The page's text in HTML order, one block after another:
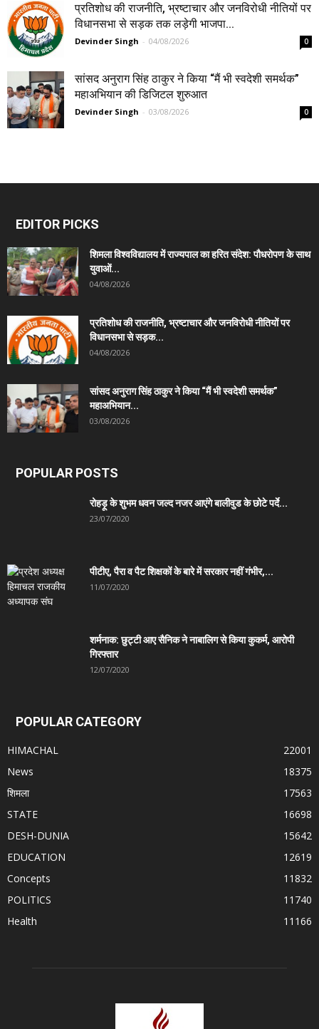
प्रतिशोध की राजनीति, भ्रष्टाचार और जनविरोधी नीतियों पर
विधानसभा से सड़क तक लड़ेगी भाजपा...
Devinder Singh - 04/08/2026 0
सांसद अनुराग सिंह ठाकुर ने किया “मैं भी स्वदेशी समर्थक”
महाअभियान की डिजिटल शुरुआत
Devinder Singh - 03/08/2026 0
EDITOR PICKS
शिमला विश्वविद्यालय में राज्यपाल का हरित संदेश: पौधरोपण के साथ
युवाओं...
04/08/2026
प्रतिशोध की राजनीति, भ्रष्टाचार और जनविरोधी नीतियों पर
विधानसभा से सड़क...
04/08/2026
सांसद अनुराग सिंह ठाकुर ने किया “मैं भी स्वदेशी समर्थक”
महाअभियान...
03/08/2026
POPULAR POSTS
रोहड़ू के शुभम धवन जल्द नजर आएंगे बालीवुड के छोटे पर्दे...
23/07/2020
पीटीए, पैरा व पैट शिक्षकों के बारे में सरकार नहीं गंभीर,...
11/07/2020
शर्मनाक: छुट्टी आए सैनिक ने नाबालिग से किया कुकर्म, आरोपी
गिरफ्तार
12/07/2020
POPULAR CATEGORY
HIMACHAL
22001
News
18375
शिमला
17563
STATE
16698
DESH-DUNIA
15642
EDUCATION
12619
Concepts
11832
POLITICS
11740
Health
11166